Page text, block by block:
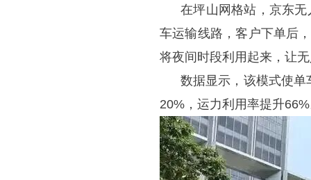
在坪山网格站，京东
车运输线路，客户下单后
将夜间时段利用起来，让
数据显示，该模式使
20%，运力利用率提升